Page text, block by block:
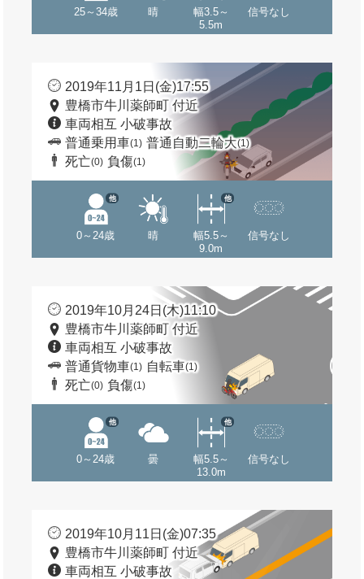
25～34歳 晴
幅3.5～
5.5m
信号なし
2019年11月1日(金)17:55
豊橋市牛川薬師町 付近
車両相互 小破事故
普通乗用車(1) 普通自動二輪大(1)
死亡(0) 負傷(1)
0～24歳
他
晴
幅5.5～
9.0m
他
信号なし
2019年10月24日(木)11:10
豊橋市牛川薬師町 付近
車両相互 小破事故
普通貨物車(1) 自転車(1)
死亡(0) 負傷(1)
0～24歳
他
曇
幅5.5～
13.0m
他
信号なし
2019年10月11日(金)07:35
豊橋市牛川薬師町 付近
車両相互 小破事故